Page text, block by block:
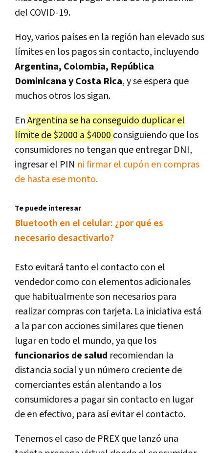
del COVID-19.
Hoy, varios países en la región han elevado sus
límites en los pagos sin contacto, incluyendo
Argentina, Colombia, República
Dominicana y Costa Rica, y se espera que
muchos otros los sigan.
EnArgentina se ha conseguido duplicar el
límite de $2000 a $4000 consiguiendo que los
consumidores no tengan que entregar DNI,
ingresar el PIN ni firmar el cupón en compras
de hasta ese monto.
Te puede interesar
Bluetooth en el celular: ¿por qué es
necesario desactivarlo?
Esto evitará tanto el contacto con el
vendedor como con elementos adicionales
que habitualmente son necesarios para
realizar compras con tarjeta. La iniciativa está
a la par con acciones similares que tienen
lugar en todo el mundo, ya que los
funcionarios de salud recomiendan la
distancia social y un número creciente de
comerciantes están alentando a los
consumidores a pagar sin contacto en lugar
de en efectivo, para así evitar el contacto.
Tenemos el caso de PREX que lanzó una